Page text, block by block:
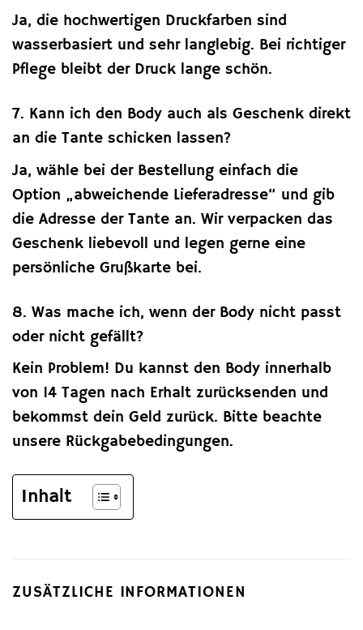
Ja, die hochwertigen Druckfarben sind
wasserbasiert und sehr langlebig. Bei richtiger
Pflege bleibt der Druck lange schön.
7. Kann ich den Body auch als Geschenk direkt
an die Tante schicken lassen?
Ja, wähle bei der Bestellung einfach die
Option „abweichende Lieferadresse“ und gib
die Adresse der Tante an. Wir verpacken das
Geschenk liebevoll und legen gerne eine
persönliche Grußkarte bei.
8. Was mache ich, wenn der Body nicht passt
oder nicht gefällt?
Kein Problem! Du kannst den Body innerhalb
von 14 Tagen nach Erhalt zurücksenden und
bekommst dein Geld zurück. Bitte beachte
unsere Rückgabebedingungen.
Inhalt
ZUSÄTZLICHE INFORMATIONEN